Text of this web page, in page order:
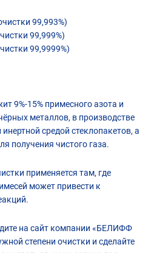
99,993%)
99,999%)
99,9999%)
9%-15% примесного азота и
металлов, в производстве
средой стеклопакетов, а
получения чистого газа.
применяется там, где
может привести к
на сайт компании «БЕЛИФФ
степени очистки и сделайте